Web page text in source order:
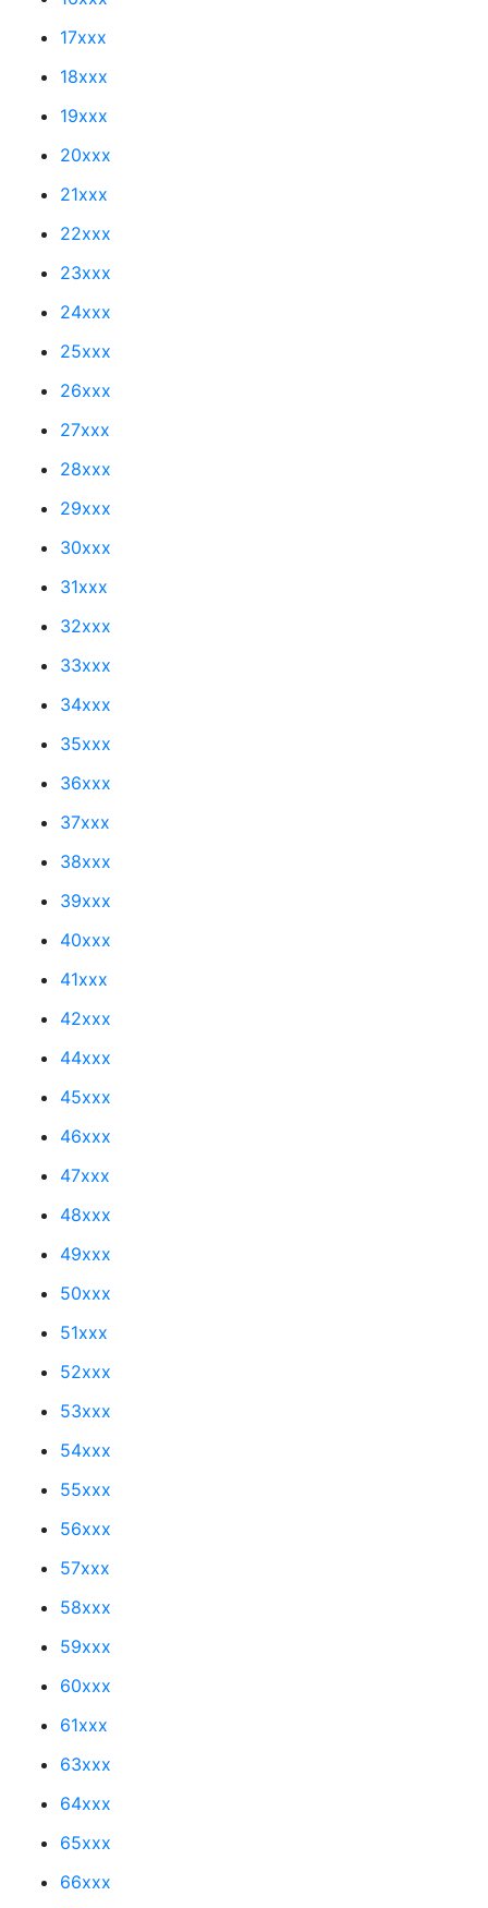
17xxx
18xxx
19xxx
20xxx
21xxx
22xxx
23xxx
24xxx
25xxx
26xxx
27xxx
28xxx
29xxx
30xxx
31xxx
32xxx
33xxx
34xxx
35xxx
36xxx
37xxx
38xxx
39xxx
40xxx
41xxx
42xxx
44xxx
45xxx
46xxx
47xxx
48xxx
49xxx
50xxx
51xxx
52xxx
53xxx
54xxx
55xxx
56xxx
57xxx
58xxx
59xxx
60xxx
61xxx
63xxx
64xxx
65xxx
66xxx